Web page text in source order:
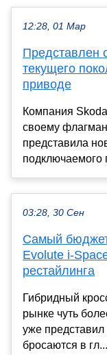
12:28, 01 Мар
Представлен
текущего
приводе
Компания
своему
представила
подключаемого
03:28, 30 Сен
Самый
Evolute i-
рестайлинга
Гибридный
рынке чуть
уже
бросаются в гл...